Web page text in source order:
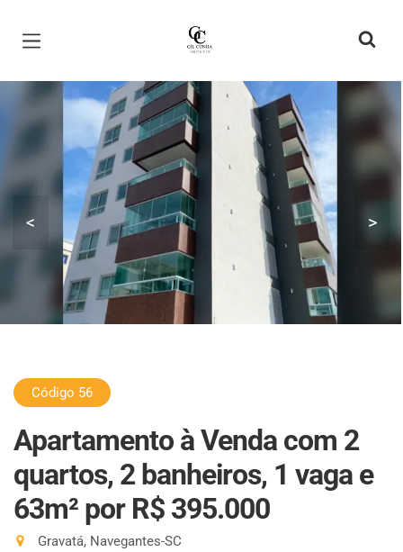
Página inicial
< >
Código 56
Apartamento à Venda com 2
quartos, 2 banheiros, 1 vaga e
63m² por R$ 395.000
Gravatá, Navegantes-SC